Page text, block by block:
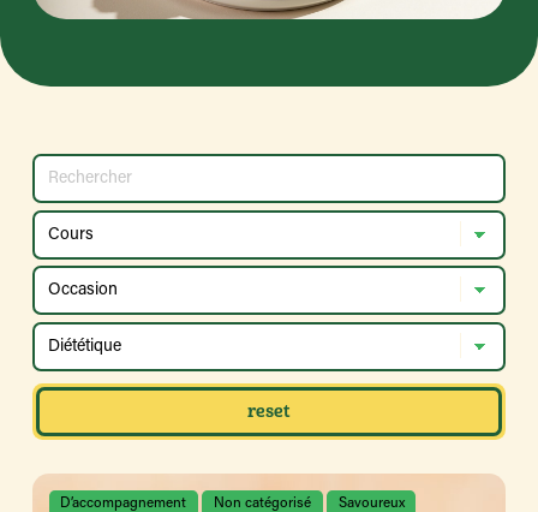
reset
D’accompagnement Non catégorisé Savoureux